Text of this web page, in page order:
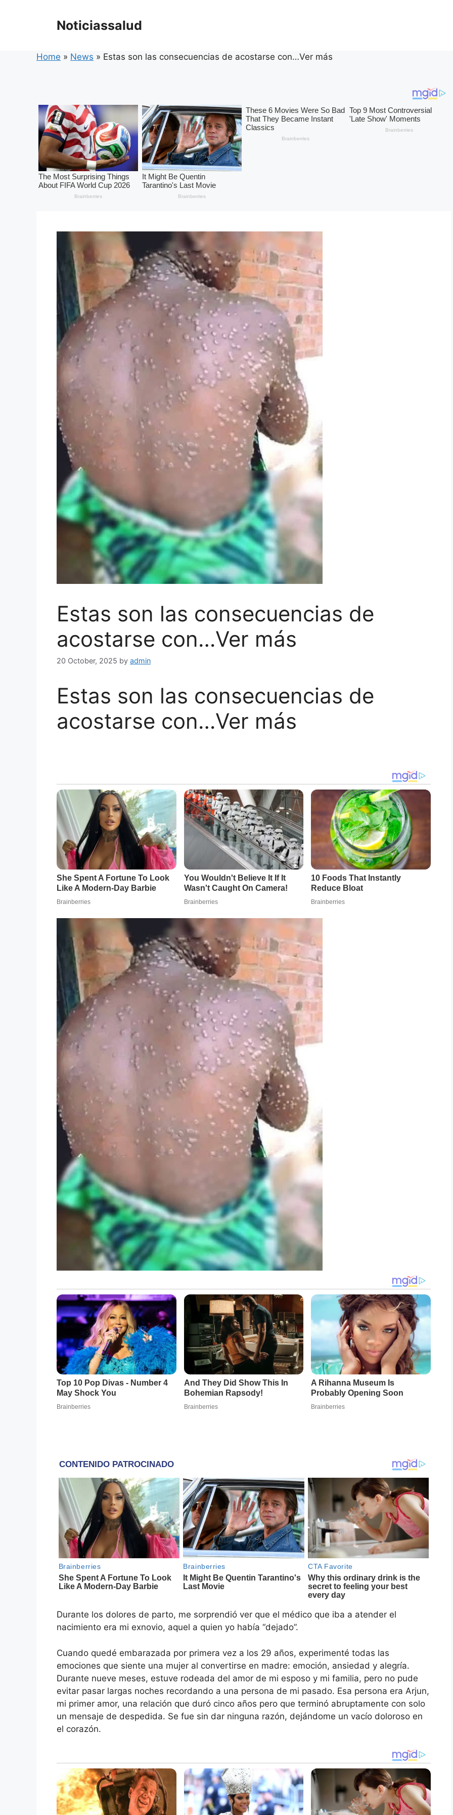
Noticiassalud
Home » News » Estas son las consecuencias de acostarse con…Ver más
Estas son las consecuencias de
acostarse con…Ver más
20 October, 2025 by admin
Estas son las consecuencias de
acostarse con…Ver más
Durante los dolores de parto, me sorprendió ver que el médico que iba a atender el
nacimiento era mi exnovio, aquel a quien yo había “dejado”.
Cuando quedé embarazada por primera vez a los 29 años, experimenté todas las
emociones que siente una mujer al convertirse en madre: emoción, ansiedad y alegría.
Durante nueve meses, estuve rodeada del amor de mi esposo y mi familia, pero no pude
evitar pasar largas noches recordando a una persona de mi pasado. Esa persona era Arjun,
mi primer amor, una relación que duró cinco años pero que terminó abruptamente con solo
un mensaje de despedida. Se fue sin dar ninguna razón, dejándome un vacío doloroso en
el corazón.